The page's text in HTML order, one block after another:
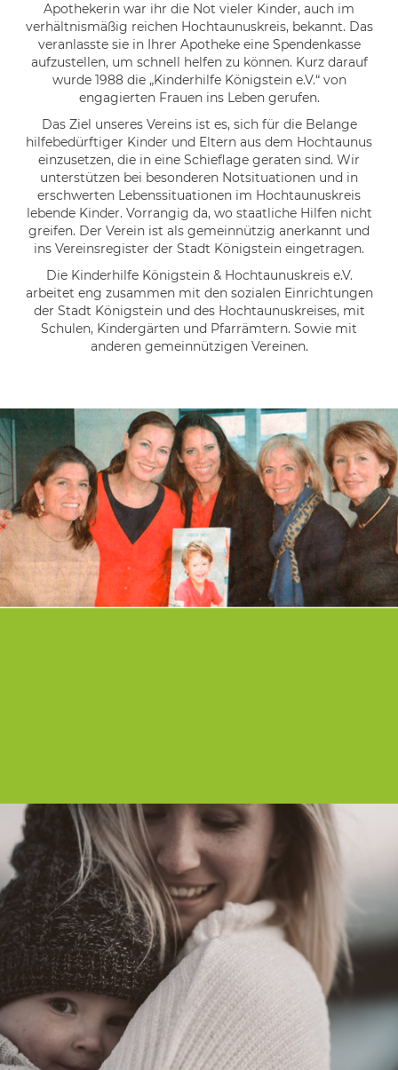
Apothekerin war ihr die Not vieler Kinder, auch im
verhältnismäßig reichen Hochtaunuskreis, bekannt. Das
veranlasste sie in Ihrer Apotheke eine Spendenkasse
aufzustellen, um schnell helfen zu können. Kurz darauf
wurde 1988 die „Kinderhilfe Königstein e.V.“ von
engagierten Frauen ins Leben gerufen.
Das Ziel unseres Vereins ist es, sich für die Belange
hilfebedürftiger Kinder und Eltern aus dem Hochtaunus
einzusetzen, die in eine Schieflage geraten sind. Wir
unterstützen bei besonderen Notsituationen und in
erschwerten Lebenssituationen im Hochtaunuskreis
lebende Kinder. Vorrangig da, wo staatliche Hilfen nicht
greifen. Der Verein ist als gemeinnützig anerkannt und
ins Vereinsregister der Stadt Königstein eingetragen.
Die Kinderhilfe Königstein & Hochtaunuskreis e.V.
arbeitet eng zusammen mit den sozialen Einrichtungen
der Stadt Königstein und des Hochtaunuskreises, mit
Schulen, Kindergärten und Pfarrämtern. Sowie mit
anderen gemeinnützigen Vereinen.